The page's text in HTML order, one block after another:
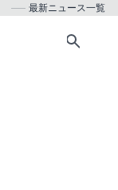
最新ニュース一覧